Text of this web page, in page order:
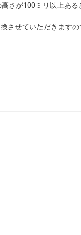
さが100ミリ以上あ
させていただきます